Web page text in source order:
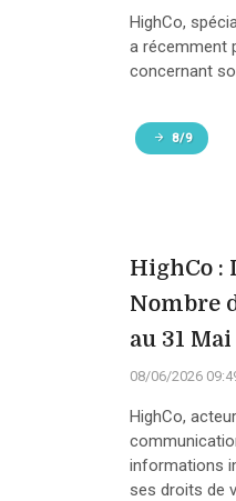
HighCo,
a récemment
concernant
8/9
HighCo :
Nombre
au 31
08/06/2026
HighCo,
informations
ses droits de